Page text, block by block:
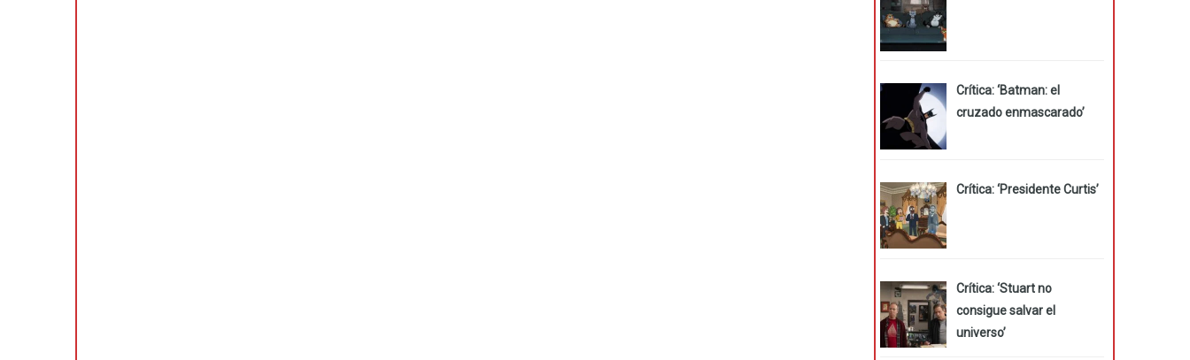
Crítica: ‘Batman: el
cruzado enmascarado’
Crítica: ‘Presidente Curtis’
Crítica: ‘Stuart no
consigue salvar el
universo’